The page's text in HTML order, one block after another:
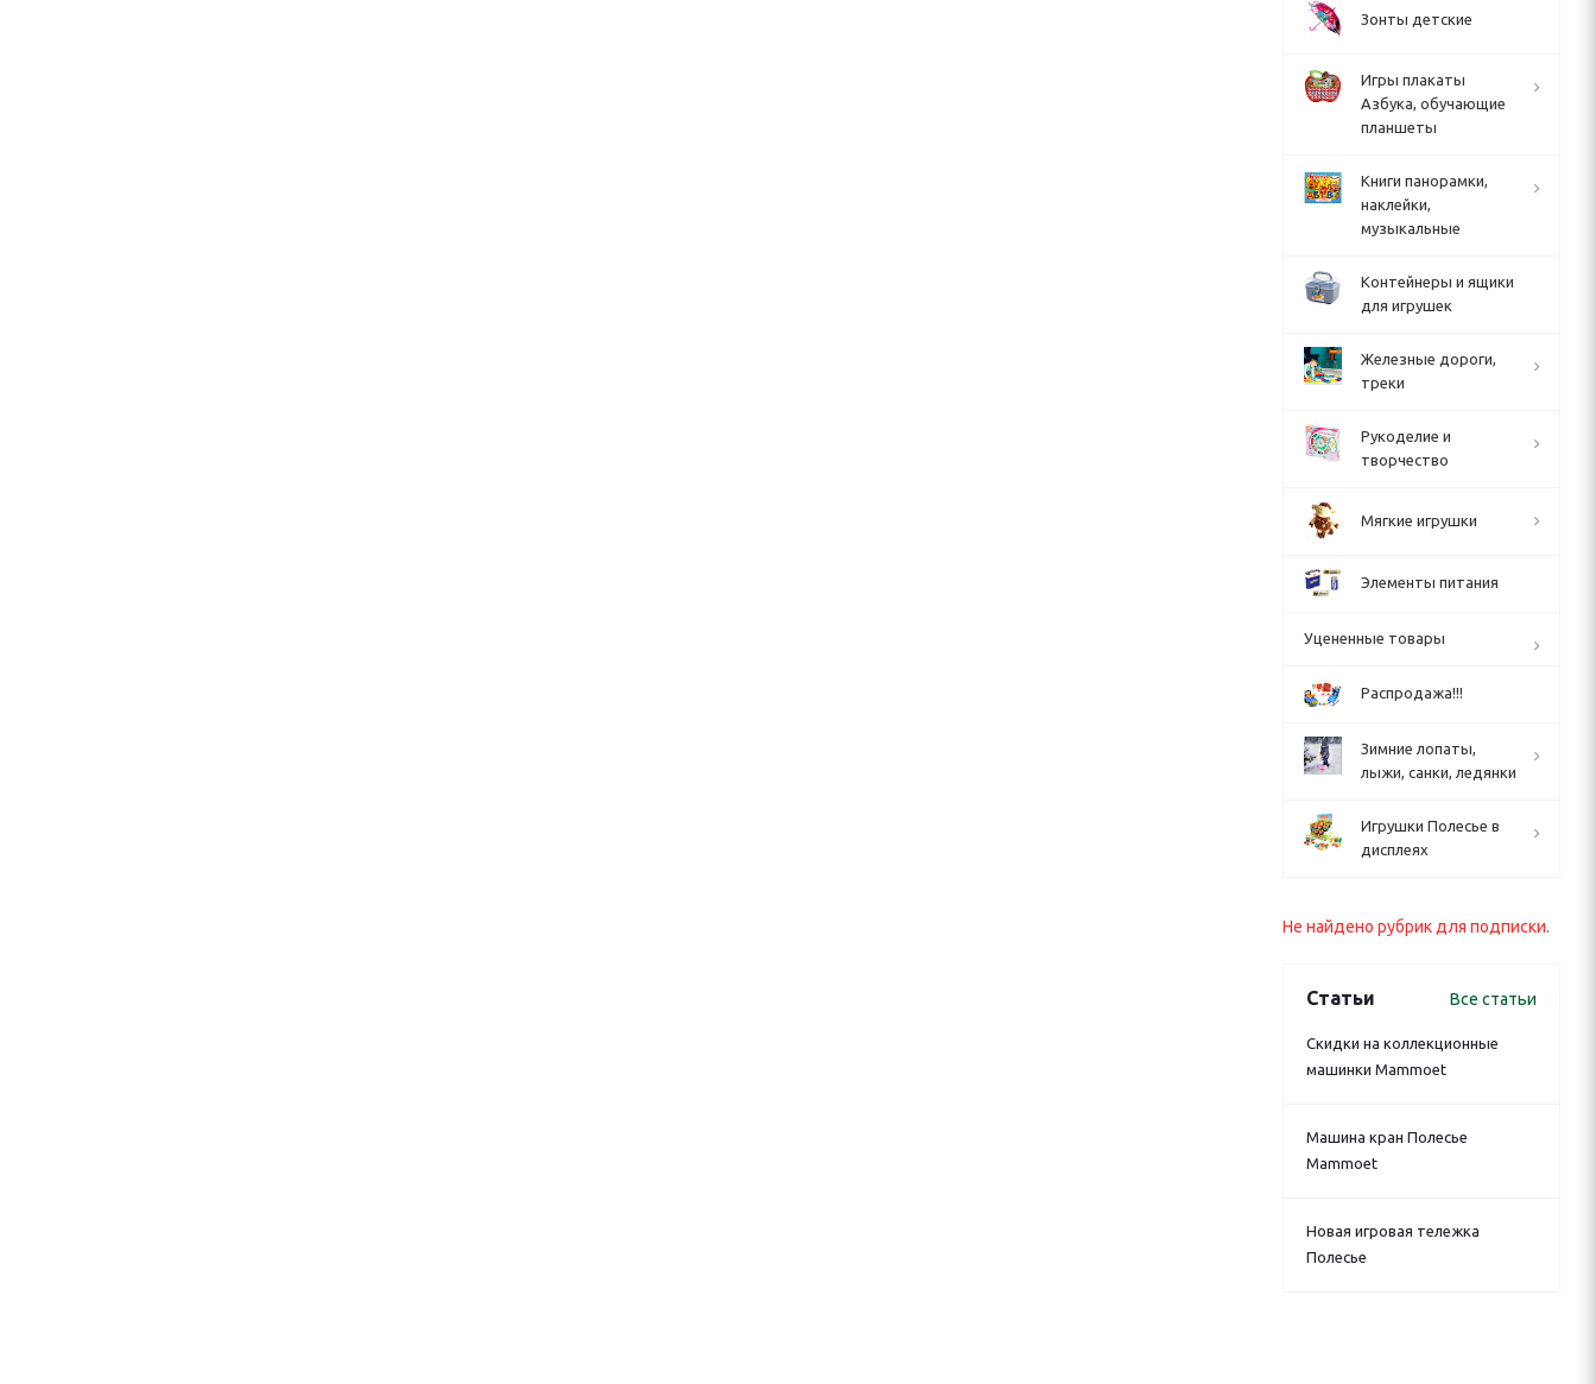
Зонты детские
Игры плакаты
Азбука, обучающие
планшеты
Книги панорамки,
наклейки,
музыкальные
Контейнеры и ящики
для игрушек
Железные дороги,
треки
Рукоделие и
творчество
Мягкие игрушки
Элементы питания
Уцененные товары
Распродажа!!!
Зимние лопаты,
лыжи, санки, ледянки
Игрушки Полесье в
дисплеях
Не найдено рубрик для подписки.
Статьи Все статьи
Скидки на коллекционные
машинки Mammoet
Машина кран Полесье
Mammoet
Новая игровая тележка
Полесье